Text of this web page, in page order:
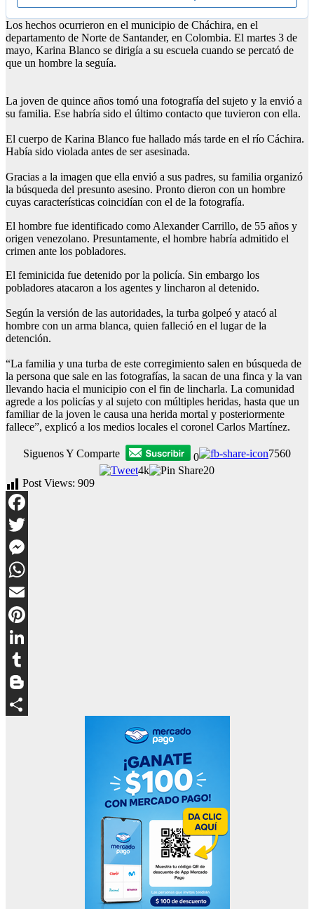
Los hechos ocurrieron en el municipio de Cháchira, en el
departamento de Norte de Santander, en Colombia. El martes 3 de
mayo, Karina Blanco se dirigía a su escuela cuando se percató de
que un hombre la seguía.
La joven de quince años tomó una fotografía del sujeto y la envió a
su familia. Ese habría sido el último contacto que tuvieron con ella.
El cuerpo de Karina Blanco fue hallado más tarde en el río Cáchira.
Había sido violada antes de ser asesinada.
Gracias a la imagen que ella envió a sus padres, su familia organizó
la búsqueda del presunto asesino. Pronto dieron con un hombre
cuyas características coincidían con el de la fotografía.
El hombre fue identificado como Alexander Carrillo, de 55 años y
origen venezolano. Presuntamente, el hombre habría admitido el
crimen ante los pobladores.
El feminicida fue detenido por la policía. Sin embargo los
pobladores atacaron a los agentes y lincharon al detenido.
Según la versión de las autoridades, la turba golpeó y atacó al
hombre con un arma blanca, quien falleció en el lugar de la
detención.
“La familia y una turba de este corregimiento salen en búsqueda de
la persona que sale en las fotografías, la sacan de una finca y la van
llevando hacia el municipio con el fin de lincharla. La comunidad
agrede a los policías y al sujeto con múltiples heridas, hasta que un
familiar de la joven le causa una herida mortal y posteriormente
fallece”, explicó a los medios locales el coronel Carlos Martínez.
Siguenos Y Comparte 0
7560
4k
20
Post Views: 909
Facebook
Twitter
Messenger
WhatsApp
Email
Pinterest
LinkedIn
Tumblr
Blogger